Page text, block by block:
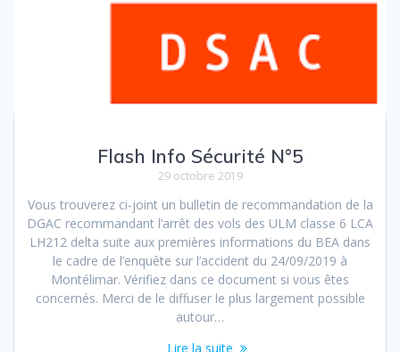
Flash Info Sécurité N°5
29 octobre 2019
Vous trouverez ci-joint un bulletin de recommandation de la
DGAC recommandant l’arrêt des vols des ULM classe 6 LCA
LH212 delta suite aux premières informations du BEA dans
le cadre de l’enquête sur l’accident du 24/09/2019 à
Montélimar. Vérifiez dans ce document si vous êtes
concernés. Merci de le diffuser le plus largement possible
autour…
Lire la suite